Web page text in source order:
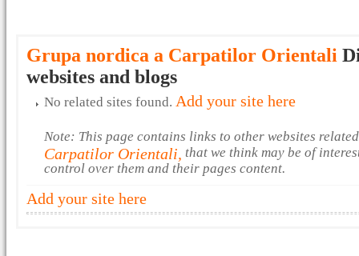
Grupa nordica a Carpatilor Orientali
websites and blogs
No related sites found. Add your site here
Note: This page contains links to other websites
Carpatilor Orientali, that we think may be of
control over them and their pages content.
Add your site here